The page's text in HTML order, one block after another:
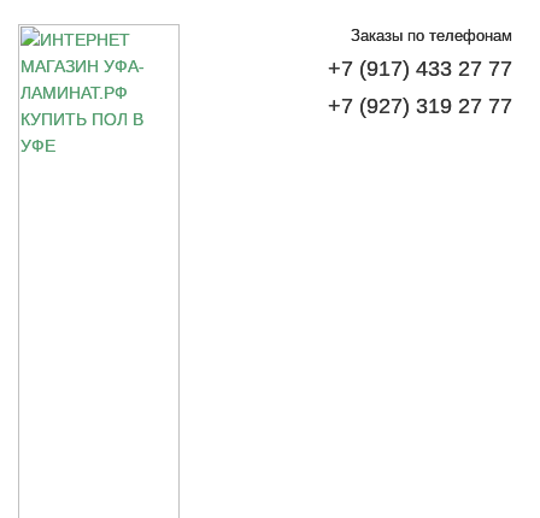
Заказы по телефонам
+7 (917) 433 27 77
+7 (927) 319 27 77